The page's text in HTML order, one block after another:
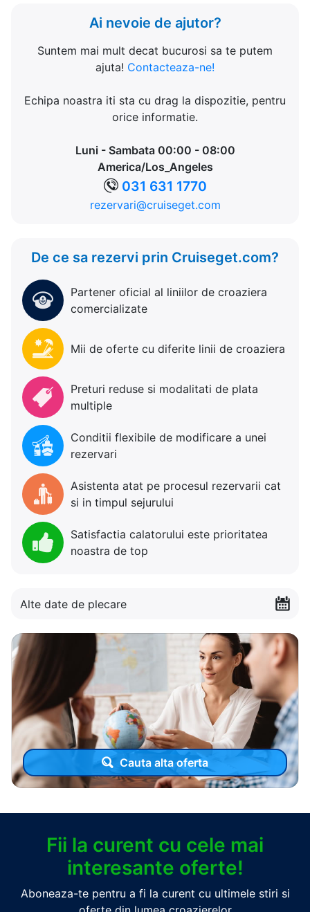
Ai nevoie de ajutor?
Suntem mai mult decat bucurosi sa te putem
ajuta! Contacteaza-ne!
Echipa noastra iti sta cu drag la dispozitie, pentru
orice informatie.
Luni - Sambata 00:00 - 08:00
America/Los_Angeles
031 631 1770
rezervari@cruiseget.com
De ce sa rezervi prin Cruiseget.com?
Partener oficial al liniilor de croaziera
comercializate
Mii de oferte cu diferite linii de croaziera
Preturi reduse si modalitati de plata
multiple
Conditii flexibile de modificare a unei
rezervari
Asistenta atat pe procesul rezervarii cat
si in timpul sejurului
Satisfactia calatorului este prioritatea
noastra de top
Alte date de plecare
Cauta alta oferta
Fii la curent cu cele mai
interesante oferte!
Aboneaza-te pentru a fi la curent cu ultimele stiri si